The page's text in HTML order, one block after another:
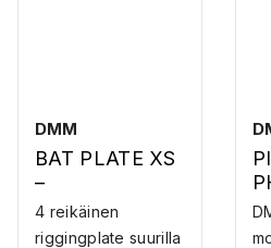
DMM
BAT PLATE XS
–
ANKKURILEVY
4 reikäinen
riggingplate suurilla